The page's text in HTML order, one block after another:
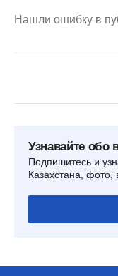
Нашли ошибку в
Узнавайте
Подпишитесь и
Казахстана, фото,